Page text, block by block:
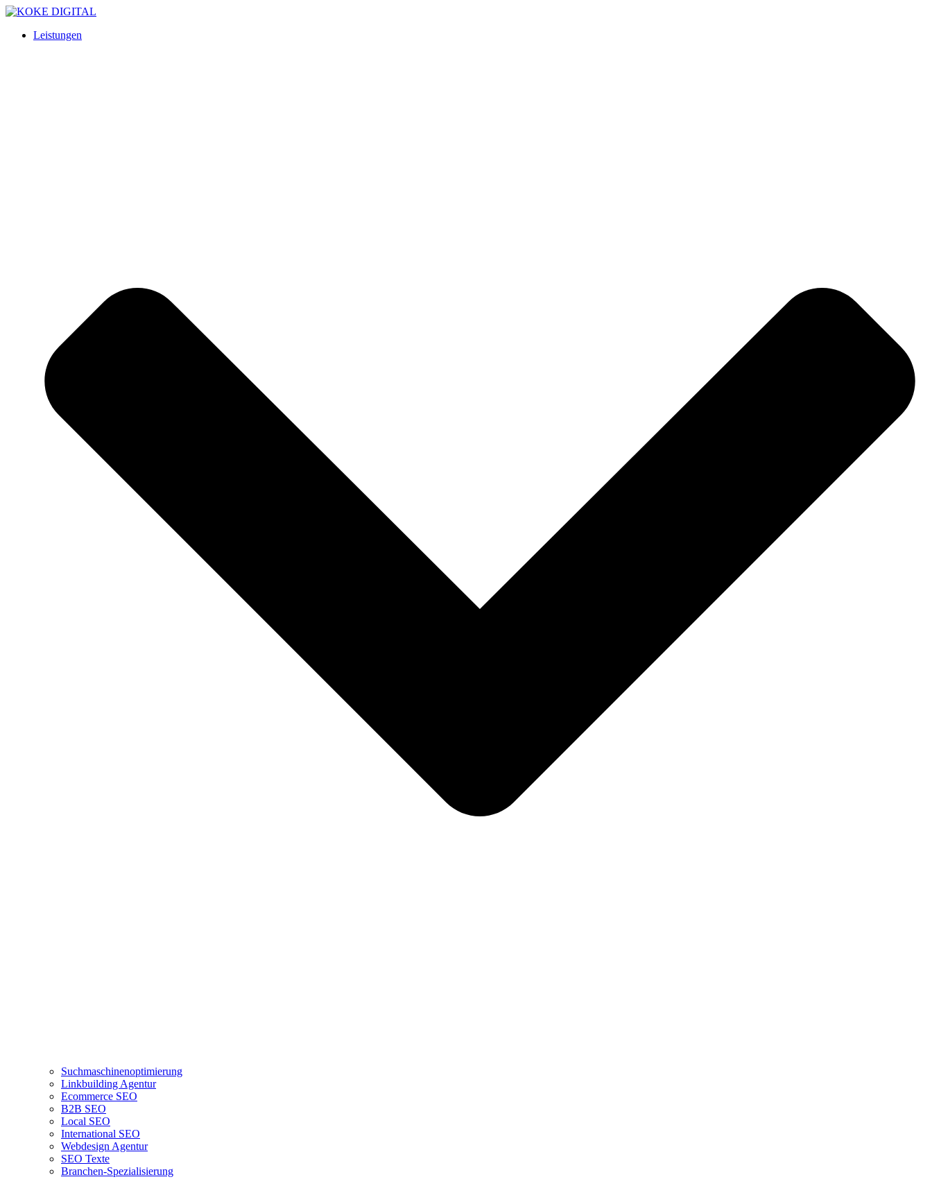
Leistungen
Suchmaschinenoptimierung
Linkbuilding Agentur
Ecommerce SEO
B2B SEO
Local SEO
International SEO
Webdesign Agentur
SEO Texte
Branchen-Spezialisierung